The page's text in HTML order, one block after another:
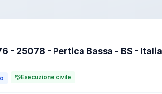
- 25078 - Pertica Bassa - BS - Italia
Esecuzione civile